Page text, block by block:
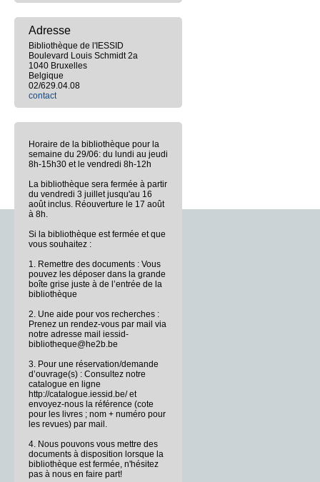
Adresse
Bibliothèque de l'IESSID
Boulevard Louis Schmidt 2a
1040 Bruxelles
Belgique
02/629.04.08
contact
Horaire de la bibliothèque pour la
semaine du 29/06: du lundi au jeudi
8h-15h30 et le vendredi 8h-12h
La bibliothèque sera fermée à partir
du vendredi 3 juillet jusqu'au 16
août inclus. Réouverture le 17 août
à 8h.
Si la bibliothèque est fermée et que
vous souhaitez :
1. Remettre des documents : Vous
pouvez les déposer dans la grande
boîte grise juste à de l’entrée de la
bibliothèque
2. Une aide pour vos recherches :
Prenez un rendez-vous par mail via
notre adresse mail iessid-
bibliotheque@he2b.be
3. Pour une réservation/demande
d’ouvrage(s) : Consultez notre
catalogue en ligne
http://catalogue.iessid.be/ et
envoyez-nous la référence (cote
pour les livres ; nom + numéro pour
les revues) par mail.
4. Nous pouvons vous mettre des
documents à disposition lorsque la
bibliothèque est fermée, n'hésitez
pas à nous en faire part!